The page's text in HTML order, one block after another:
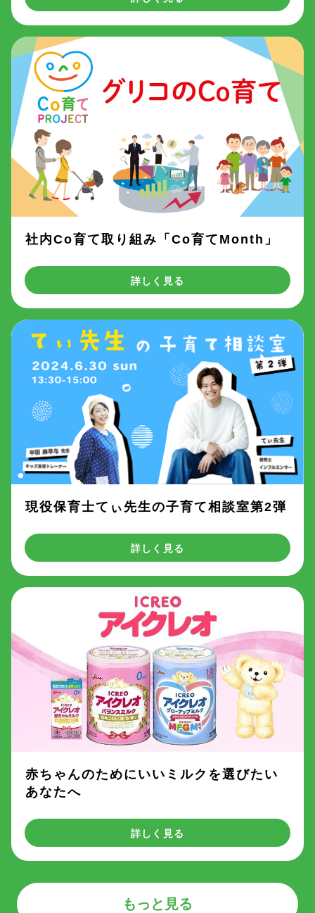
社内Co育て取り組み「Co育てMonth」
詳しく見る
現役保育士てぃ先生の子育て相談室第2弾
詳しく見る
赤ちゃんのためにいいミルクを選びたい
あなたへ
詳しく見る
もっと見る